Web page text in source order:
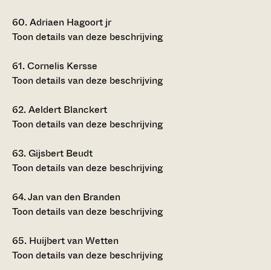
60.Adriaen Hagoort jr
Toon details van deze beschrijving
61.Cornelis Kersse
Toon details van deze beschrijving
62.Aeldert Blanckert
Toon details van deze beschrijving
63.Gijsbert Beudt
Toon details van deze beschrijving
64.Jan van den Branden
Toon details van deze beschrijving
65. Huijbert van Wetten
Toon details van deze beschrijving